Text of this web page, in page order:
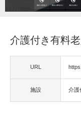
介護付き有料
URL
施設 介護
住宅改修